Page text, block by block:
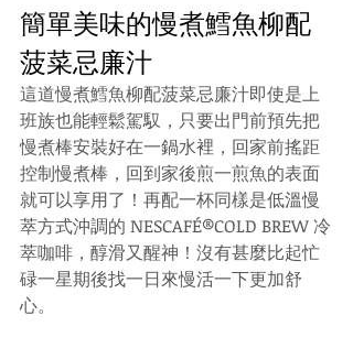
簡單美味的慢煮鱈魚柳配
菠菜忌廉汁
這道慢煮鱈魚柳配菠菜忌廉汁即使是上
班族也能輕鬆駕馭，只要出門前預先把
慢煮棒安裝好在一鍋水裡，回家前搖距
控制慢煮棒，回到家後煎一煎魚的表面
就可以享用了！再配一杯同樣是低溫慢
萃方式沖調的 NESCAFÉ®️COLD BREW 冷
萃咖啡，醇滑又醒神！沒有甚麼比起忙
碌一星期後找一日來慢活一下更加舒
心。